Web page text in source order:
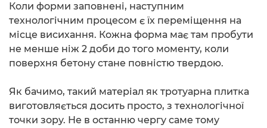
Коли форми заповнені, наступним
технологічним процесом є їх переміщення на
місце висихання. Кожна форма має там пробути
не менше ніж 2 доби до того моменту, коли
поверхня бетону стане повністю твердою.
Як бачимо, такий матеріал як тротуарна плитка
виготовляється досить просто, з технологічної
точки зору. Не в останню чергу саме тому